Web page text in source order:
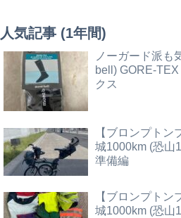
人気記事 (1年間)
ノーガード派も
bell) GORE-
クス
【ブロンプト
城1000km (恐山
準備編
【ブロンプト
城1000km (恐山